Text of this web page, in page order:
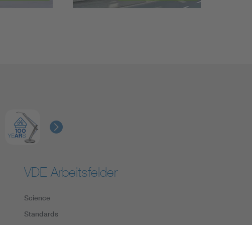
VDE Arbeitsfelder
Science
Standards